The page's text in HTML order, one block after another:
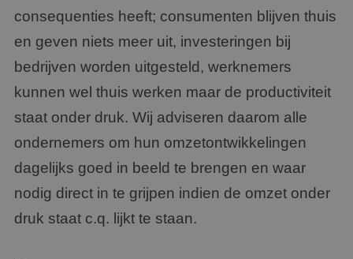
consequenties heeft; consumenten blijven thuis
en geven niets meer uit, investeringen bij
bedrijven worden uitgesteld, werknemers
kunnen wel thuis werken maar de productiviteit
staat onder druk. Wij adviseren daarom alle
ondernemers om hun omzetontwikkelingen
dagelijks goed in beeld te brengen en waar
nodig direct in te grijpen indien de omzet onder
druk staat c.q. lijkt te staan.